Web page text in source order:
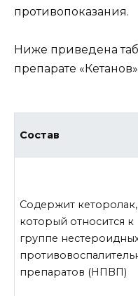
противопоказания.
Ниже приведена
препарате
Состав
Содержит кеторолак,
который относится к
группе
препаратов (НПВП)